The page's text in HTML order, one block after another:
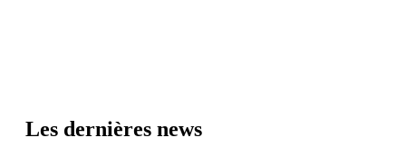
Les dernières news